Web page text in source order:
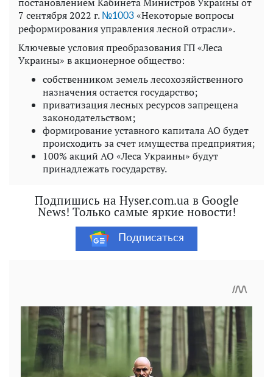
7 сентября 2022 г. №1003 «Некоторые вопросы
реформирования управления лесной отрасли».
Ключевые условия преобразования ГП «Леса
Украины» в акционерное общество:
собственником земель лесохозяйственного
назначения остается государство;
приватизация лесных ресурсов запрещена
законодательством;
формирование уставного капитала АО будет
происходить за счет имущества предприятия;
100% акций АО «Леса Украины» будут
принадлежать государству.
Подпишись на Hyser.com.ua в Google
News! Только самые яркие новости!
Подписаться